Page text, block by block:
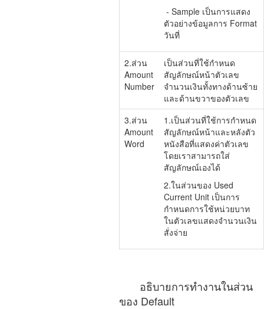
- Sample เป็นการแสดง
ตัวอย่างข้อมูลการ Format
วันที่
2.ส่วน
Amount
Number
เป็นส่วนที่ใช้กำหนด
สัญลักษณ์หน้าตัวเลข
จำนวนเงินทั้งทางด้านซ้าย
และด้านขวาของตัวเลข
3.ส่วน
Amount
Word
1.เป็นส่วนที่ใช้การกำหนด
สัญลักษณ์หน้าและหลังตัว
หนังสือที่แสดงค่าตัวเลข
โดยเราสามารถใส่
สัญลักษณ์เองได้
2.ในส่วนของ Used
Current Unit เป็นการ
กำหนดการใช้หน่วยบาท
ในตัวเลขแสดงจำนวนเงิน
สั่งจ่าย
อธิบายการทำงานในส่วน
ของ Default